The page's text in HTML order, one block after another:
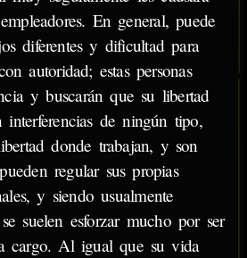
En general, puede
diferentes y dificultad para
autoridad; estas personas
y buscarán que su libertad
interferencias de ningún tipo,
donde trabajan, y son
regular sus propias
y siendo usualmente
suelen esforzar mucho por ser
cargo. Al igual que su vida